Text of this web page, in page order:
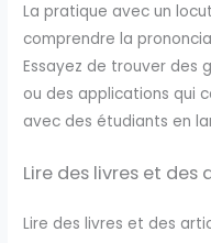
La pratique avec un
comprendre la
Essayez de trouver des
ou des applications qui
avec des étudiants en
Lire des livres et des
Lire des livres et des